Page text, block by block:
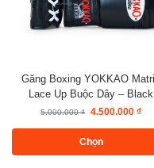
Găng Boxing YOKKAO
Lace Up Buộc Dây – Black
5.000.000₫ 4.500.000 ₫
Chọn